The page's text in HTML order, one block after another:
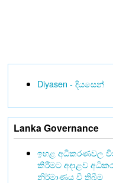
Diyasen - දියසෙන්
Lanka Governance
ඉහළ අධිකරණවල
කිරීමට අදාළව
නිර්මාණය වී තිබීම